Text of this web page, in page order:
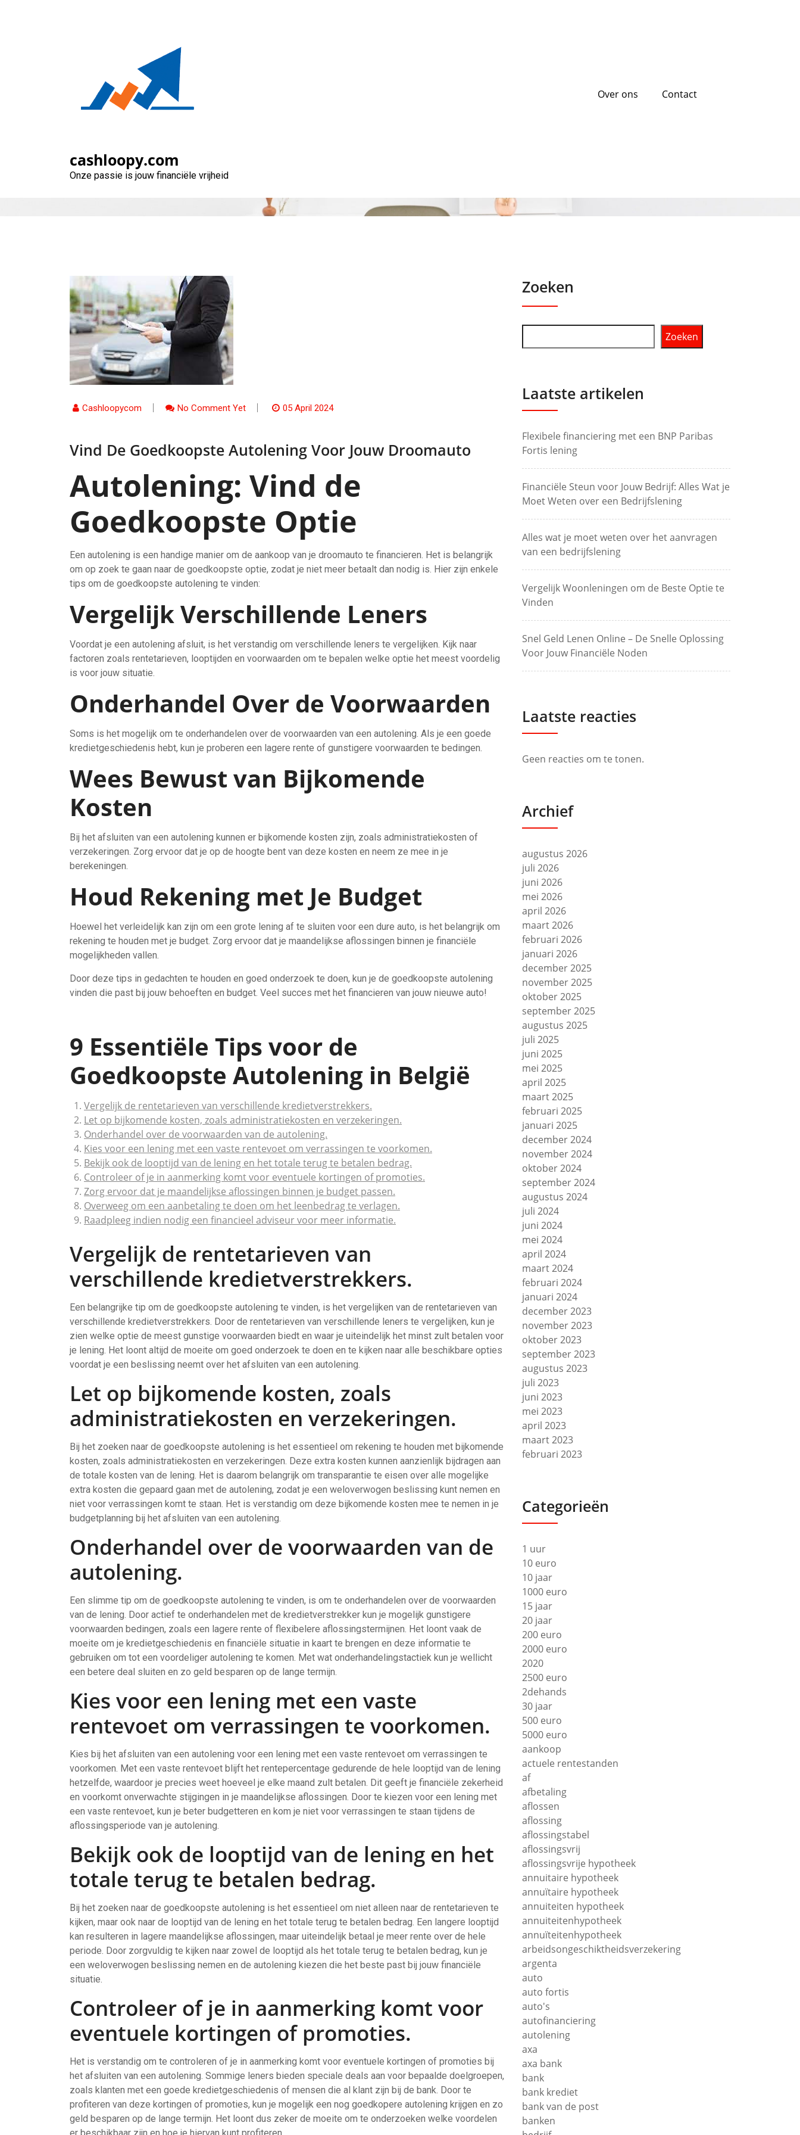
cashloopy.com
Onze passie is jouw financiële vrijheid
Over ons Contact
Cashloopycom No Comment Yet 05 April 2024
Vind De Goedkoopste Autolening Voor Jouw Droomauto
Autolening: Vind de
Goedkoopste Optie
Een autolening is een handige manier om de aankoop van je droomauto te financieren. Het is belangrijk
om op zoek te gaan naar de goedkoopste optie, zodat je niet meer betaalt dan nodig is. Hier zijn enkele
tips om de goedkoopste autolening te vinden:
Vergelijk Verschillende Leners
Voordat je een autolening afsluit, is het verstandig om verschillende leners te vergelijken. Kijk naar
factoren zoals rentetarieven, looptijden en voorwaarden om te bepalen welke optie het meest voordelig
is voor jouw situatie.
Onderhandel Over de Voorwaarden
Soms is het mogelijk om te onderhandelen over de voorwaarden van een autolening. Als je een goede
kredietgeschiedenis hebt, kun je proberen een lagere rente of gunstigere voorwaarden te bedingen.
Wees Bewust van Bijkomende
Kosten
Bij het afsluiten van een autolening kunnen er bijkomende kosten zijn, zoals administratiekosten of
verzekeringen. Zorg ervoor dat je op de hoogte bent van deze kosten en neem ze mee in je
berekeningen.
Houd Rekening met Je Budget
Hoewel het verleidelijk kan zijn om een grote lening af te sluiten voor een dure auto, is het belangrijk om
rekening te houden met je budget. Zorg ervoor dat je maandelijkse aflossingen binnen je financiële
mogelijkheden vallen.
Door deze tips in gedachten te houden en goed onderzoek te doen, kun je de goedkoopste autolening
vinden die past bij jouw behoeften en budget. Veel succes met het financieren van jouw nieuwe auto!
9 Essentiële Tips voor de
Goedkoopste Autolening in België
Vergelijk de rentetarieven van verschillende kredietverstrekkers.
Let op bijkomende kosten, zoals administratiekosten en verzekeringen.
Onderhandel over de voorwaarden van de autolening.
Kies voor een lening met een vaste rentevoet om verrassingen te voorkomen.
Bekijk ook de looptijd van de lening en het totale terug te betalen bedrag.
Controleer of je in aanmerking komt voor eventuele kortingen of promoties.
Zorg ervoor dat je maandelijkse aflossingen binnen je budget passen.
Overweeg om een aanbetaling te doen om het leenbedrag te verlagen.
Raadpleeg indien nodig een financieel adviseur voor meer informatie.
Vergelijk de rentetarieven van
verschillende kredietverstrekkers.
Een belangrijke tip om de goedkoopste autolening te vinden, is het vergelijken van de rentetarieven van
verschillende kredietverstrekkers. Door de rentetarieven van verschillende leners te vergelijken, kun je
zien welke optie de meest gunstige voorwaarden biedt en waar je uiteindelijk het minst zult betalen voor
je lening. Het loont altijd de moeite om goed onderzoek te doen en te kijken naar alle beschikbare opties
voordat je een beslissing neemt over het afsluiten van een autolening.
Let op bijkomende kosten, zoals
administratiekosten en verzekeringen.
Bij het zoeken naar de goedkoopste autolening is het essentieel om rekening te houden met bijkomende
kosten, zoals administratiekosten en verzekeringen. Deze extra kosten kunnen aanzienlijk bijdragen aan
de totale kosten van de lening. Het is daarom belangrijk om transparantie te eisen over alle mogelijke
extra kosten die gepaard gaan met de autolening, zodat je een weloverwogen beslissing kunt nemen en
niet voor verrassingen komt te staan. Het is verstandig om deze bijkomende kosten mee te nemen in je
budgetplanning bij het afsluiten van een autolening.
Onderhandel over de voorwaarden van de
autolening.
Een slimme tip om de goedkoopste autolening te vinden, is om te onderhandelen over de voorwaarden
van de lening. Door actief te onderhandelen met de kredietverstrekker kun je mogelijk gunstigere
voorwaarden bedingen, zoals een lagere rente of flexibelere aflossingstermijnen. Het loont vaak de
moeite om je kredietgeschiedenis en financiële situatie in kaart te brengen en deze informatie te
gebruiken om tot een voordeliger autolening te komen. Met wat onderhandelingstactiek kun je wellicht
een betere deal sluiten en zo geld besparen op de lange termijn.
Kies voor een lening met een vaste
rentevoet om verrassingen te voorkomen.
Kies bij het afsluiten van een autolening voor een lening met een vaste rentevoet om verrassingen te
voorkomen. Met een vaste rentevoet blijft het rentepercentage gedurende de hele looptijd van de lening
hetzelfde, waardoor je precies weet hoeveel je elke maand zult betalen. Dit geeft je financiële zekerheid
en voorkomt onverwachte stijgingen in je maandelijkse aflossingen. Door te kiezen voor een lening met
een vaste rentevoet, kun je beter budgetteren en kom je niet voor verrassingen te staan tijdens de
aflossingsperiode van je autolening.
Bekijk ook de looptijd van de lening en het
totale terug te betalen bedrag.
Bij het zoeken naar de goedkoopste autolening is het essentieel om niet alleen naar de rentetarieven te
kijken, maar ook naar de looptijd van de lening en het totale terug te betalen bedrag. Een langere looptijd
kan resulteren in lagere maandelijkse aflossingen, maar uiteindelijk betaal je meer rente over de hele
periode. Door zorgvuldig te kijken naar zowel de looptijd als het totale terug te betalen bedrag, kun je
een weloverwogen beslissing nemen en de autolening kiezen die het beste past bij jouw financiële
situatie.
Controleer of je in aanmerking komt voor
eventuele kortingen of promoties.
Het is verstandig om te controleren of je in aanmerking komt voor eventuele kortingen of promoties bij
het afsluiten van een autolening. Sommige leners bieden speciale deals aan voor bepaalde doelgroepen,
zoals klanten met een goede kredietgeschiedenis of mensen die al klant zijn bij de bank. Door te
profiteren van deze kortingen of promoties, kun je mogelijk een nog goedkopere autolening krijgen en zo
geld besparen op de lange termijn. Het loont dus zeker de moeite om te onderzoeken welke voordelen
Zoeken
Zoeken
Laatste artikelen
Flexibele financiering met een BNP Paribas
Fortis lening
Financiële Steun voor Jouw Bedrijf: Alles Wat je
Moet Weten over een Bedrijfslening
Alles wat je moet weten over het aanvragen
van een bedrijfslening
Vergelijk Woonleningen om de Beste Optie te
Vinden
Snel Geld Lenen Online – De Snelle Oplossing
Voor Jouw Financiële Noden
Laatste reacties
Geen reacties om te tonen.
Archief
augustus 2026
juli 2026
juni 2026
mei 2026
april 2026
maart 2026
februari 2026
januari 2026
december 2025
november 2025
oktober 2025
september 2025
augustus 2025
juli 2025
juni 2025
mei 2025
april 2025
maart 2025
februari 2025
januari 2025
december 2024
november 2024
oktober 2024
september 2024
augustus 2024
juli 2024
juni 2024
mei 2024
april 2024
maart 2024
februari 2024
januari 2024
december 2023
november 2023
oktober 2023
september 2023
augustus 2023
juli 2023
juni 2023
mei 2023
april 2023
maart 2023
februari 2023
Categorieën
1 uur
10 euro
10 jaar
1000 euro
15 jaar
20 jaar
200 euro
2000 euro
2020
2500 euro
2dehands
30 jaar
500 euro
5000 euro
aankoop
actuele rentestanden
af
afbetaling
aflossen
aflossing
aflossingstabel
aflossingsvrij
aflossingsvrije hypotheek
annuitaire hypotheek
annuïtaire hypotheek
annuiteiten hypotheek
annuiteitenhypotheek
annuïteitenhypotheek
arbeidsongeschiktheidsverzekering
argenta
auto
auto fortis
auto's
autofinanciering
autolening
axa
axa bank
bank
bank krediet
bank van de post
banken